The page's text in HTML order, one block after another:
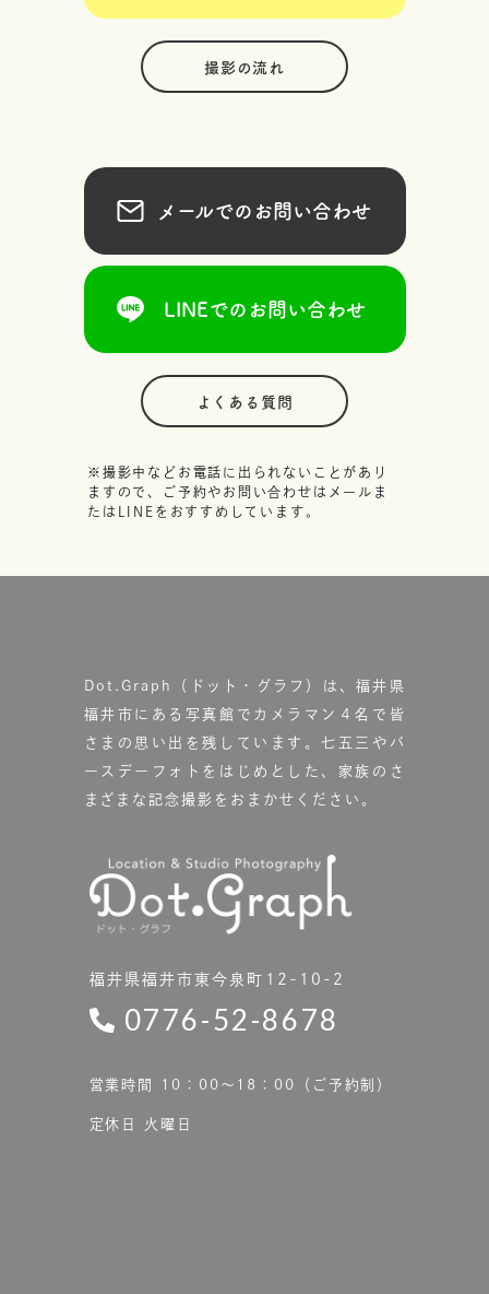
撮影の流れ
メールでのお問い合わせ
LINEでのお問い合わせ
よくある質問
※撮影中などお電話に出られないことがあり
ますので、ご予約やお問い合わせはメールま
たはLINEをおすすめしています。
Dot.Graph（ドット・グラフ）は、福井県
福井市にある写真館で カメラマン４名で皆
さまの思い出を残しています。七五三やバ
ースデーフォトをはじめとした、家族のさ
まざまな記念撮影をおまかせください。
福井県福井市東今泉町12-10-2
0776-52-8678
営業時間 10：00〜18：00（ご予約制）
定休日 火曜日